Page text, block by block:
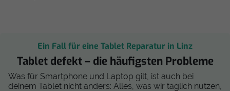
Ein Fall für eine Tablet Reparatur in Linz
Tablet defekt – die häufigsten Probleme
Was für Smartphone und Laptop gilt, ist auch bei
deinem Tablet nicht anders: Alles, was wir täglich nutzen,